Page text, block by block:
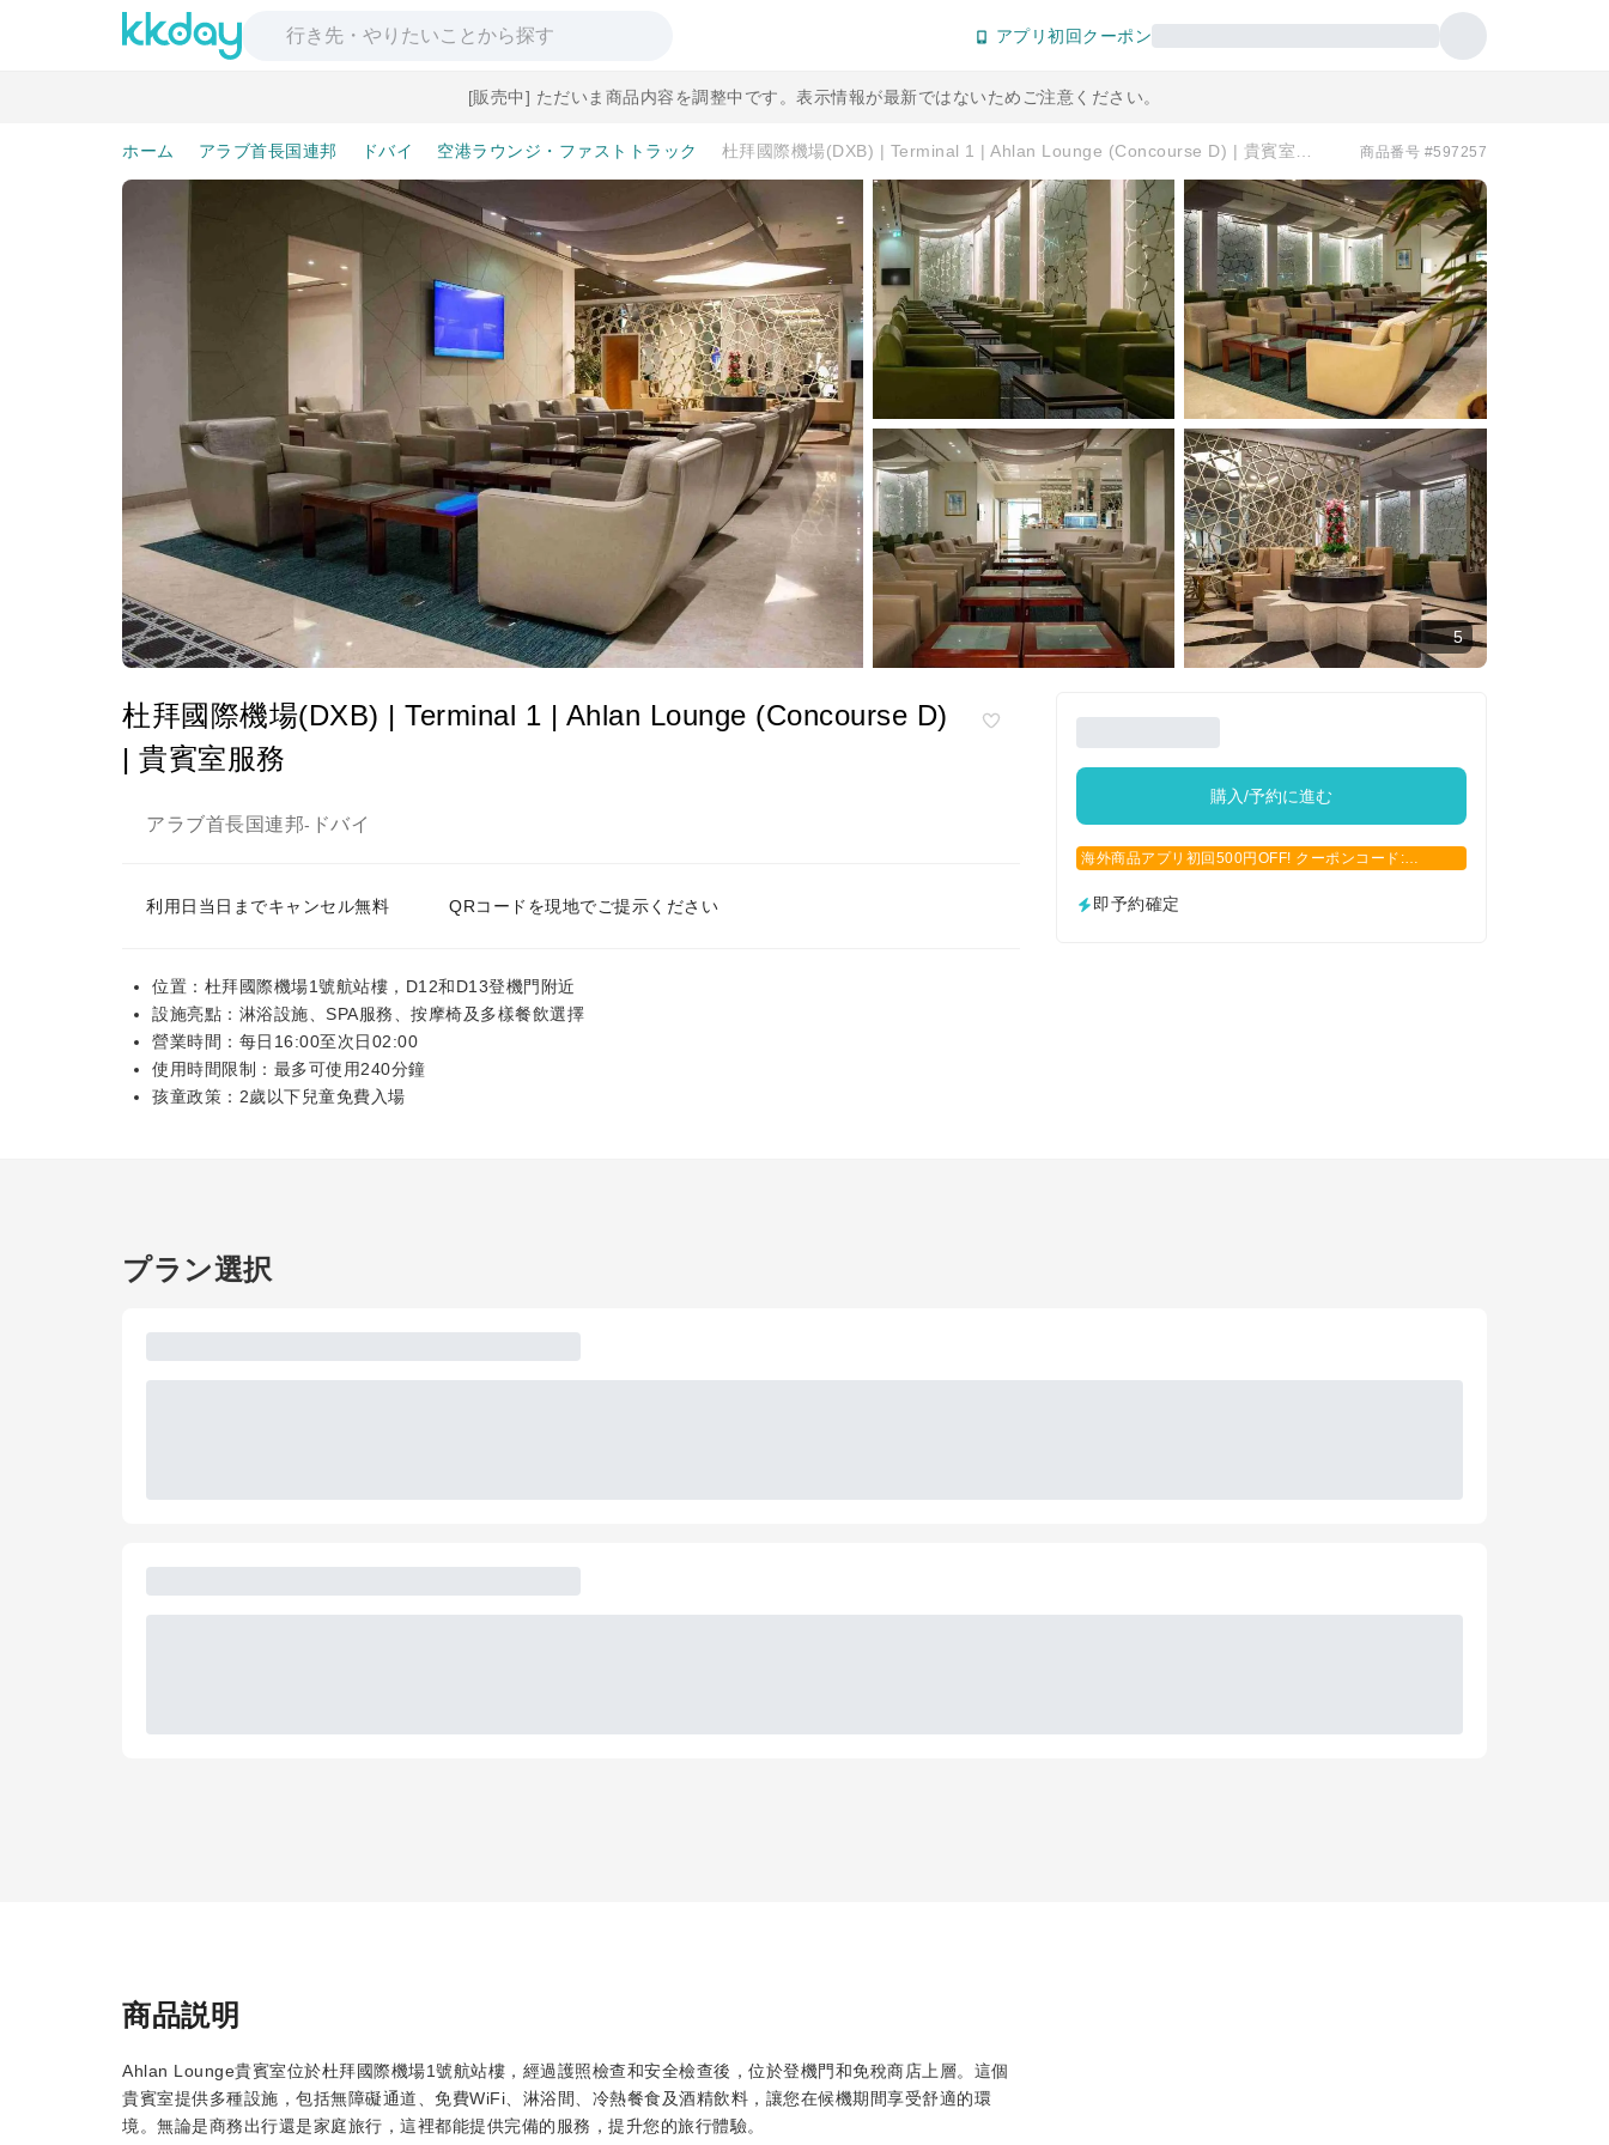
アプリ初回クーポン
[販売中] ただいま商品内容を調整中です。表示情報が最新ではないためご注意ください。
ホーム アラブ首長国連邦 ドバイ 空港ラウンジ・ファストトラック 商品番号 #597257
5
杜拜國際機場(DXB) | Terminal 1 | Ahlan Lounge (Concourse D)
| 貴賓室服務
アラブ首長国連邦- ドバイ
利用日当日までキャンセル無料 QRコードを現地でご提示ください
位置：杜拜國際機場1號航站樓，D12和D13登機門附近
設施亮點：淋浴設施、SPA服務、按摩椅及多樣餐飲選擇
營業時間：每日16:00至次日02:00
使用時間限制：最多可使用240分鐘
孩童政策：2歲以下兒童免費入場
購入/予約に進む
海外商品アプリ初回500円OFF! クーポンコード:
即予約確定
プラン選択
商品説明
Ahlan Lounge貴賓室位於杜拜國際機場1號航站樓，經過護照檢查和安全檢查後，位於登機門和免稅商店上層。這個
貴賓室提供多種設施，包括無障礙通道、免費WiFi、淋浴間、冷熱餐食及酒精飲料，讓您在候機期間享受舒適的環
境。無論是商務出行還是家庭旅行，這裡都能提供完備的服務，提升您的旅行體驗。